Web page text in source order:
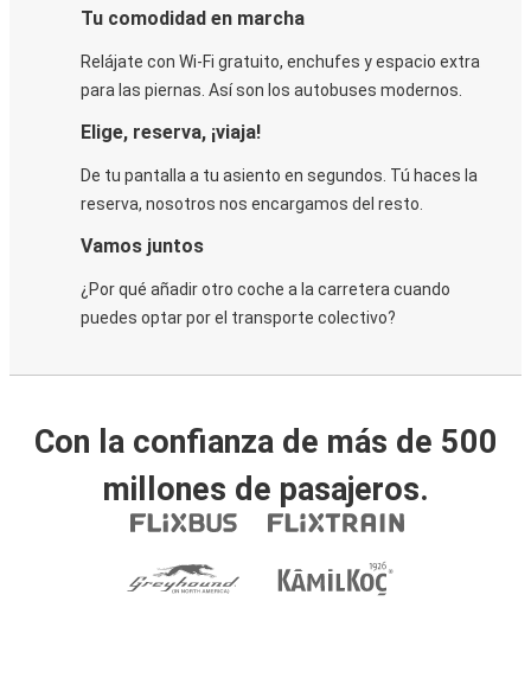
Tu comodidad en marcha
Relájate con Wi-Fi gratuito, enchufes y espacio extra
para las piernas. Así son los autobuses modernos.
Elige, reserva, ¡viaja!
De tu pantalla a tu asiento en segundos. Tú haces la
reserva, nosotros nos encargamos del resto.
Vamos juntos
¿Por qué añadir otro coche a la carretera cuando
puedes optar por el transporte colectivo?
Con la confianza de más de 500
millones de pasajeros.